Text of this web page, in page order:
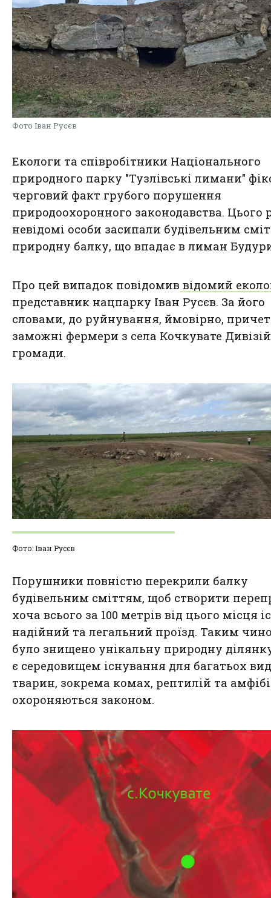
Фото Іван Русєв
Екологи та співробітники Національного
природного парку "Тузлівські лимани"
черговий факт грубого порушення
природоохоронного законодавства. Цього
невідомі особи засипали будівельним
природну балку, що впадає в лиман
Про цей випадок повідомив відомий
представник нацпарку Іван Русєв. За його
словами, до руйнування, ймовірно,
заможні фермери з села Кочкувате
громади.
Фото: Іван Русєв
Порушники повністю перекрили балку
будівельним сміттям, щоб створити
хоча всього за 100 метрів від цього місця
надійний та легальний проїзд. Таким
було знищено унікальну природну
є середовищем існування для багатьох
тварин, зокрема комах, рептилій та
охороняються законом.